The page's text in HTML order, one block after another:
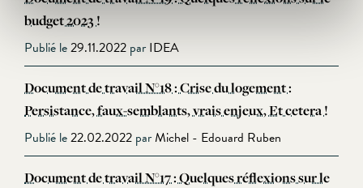
budget 2023 !
Publié le29.11.2022 parIDEA
Document de travail N°18 : Crise du logement :
Persistance, faux-semblants, vrais enjeux, Et cetera !
Publié le22.02.2022 parMichel - Edouard Ruben
Document de travail N°17 : Quelques réflexions sur le